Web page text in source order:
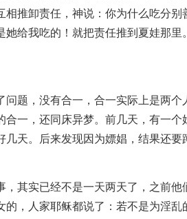
相推卸责任，神说：你为什么吃分
她给我吃的！就把责任推到夏娃那
问题，没有合一，合一实际上是两
合一，还同床异梦。前几天，有一
几天。后来发现因为嫖娼，结果还要
，其实已经不是一天两天了，之前
的，人家耶稣都说了：若不是为淫